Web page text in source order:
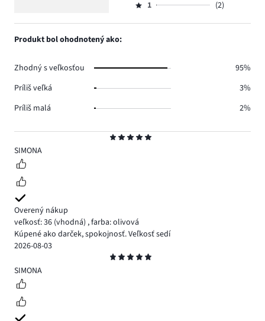
5
SIMONA
Overený nákup
veľkosť: 36 (vhodná) ,farba: olivová
Kúpené ako darček, spokojnosť. Veľkosť sedí
2026-08-03
5
SIMONA
hlasov
počet
2,
Hodnotenie
1,
1 (2)
Produkt bol ohodnotený ako:
Zhodný s veľkosťou
95%
Príliš veľká
3%
Príliš malá
2%